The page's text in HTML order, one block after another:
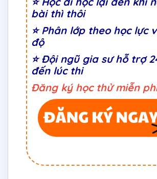
bài thì thôi
⭐Phân lớp theo học lực
độ
⭐ Đội ngũ gia sư hỗ trợ
đến lúc thi
Đăng ký học thử miễn